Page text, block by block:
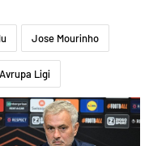
Jose Mourinho
Ligi